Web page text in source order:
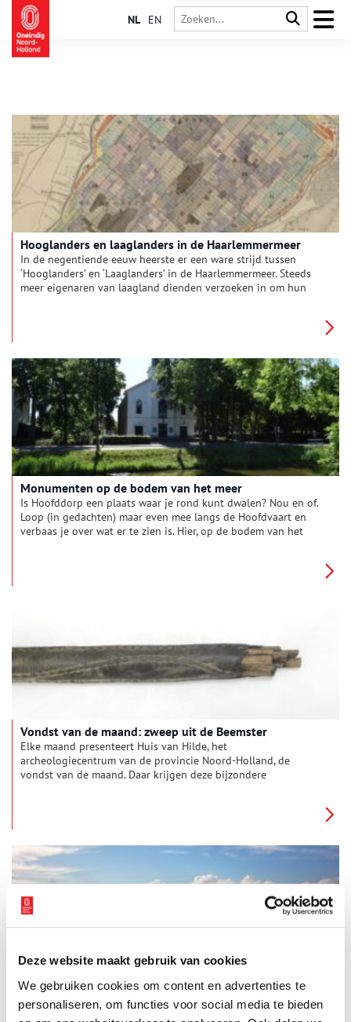
Deze website maakt gebruik van cookies
We gebruiken cookies om content en advertenties te
personaliseren, om functies voor social media te bieden
NL EN
Hooglanders en laaglanders in de Haarlemmermeer
In de negentiende eeuw heerste er een ware strijd tussen
‘Hooglanders’ en ‘Laaglanders’ in de Haarlemmermeer. Steeds
meer eigenaren van laagland dienden verzoeken in om hun
Monumenten op de bodem van het meer
Is Hoofddorp een plaats waar je rond kunt dwalen? Nou en of.
Loop (in gedachten) maar even mee langs de Hoofdvaart en
verbaas je over wat er te zien is. Hier, op de bodem van het
Vondst van de maand: zweep uit de Beemster
Elke maand presenteert Huis van Hilde, het
archeologiecentrum van de provincie Noord-Holland, de
vondst van de maand. Daar krijgen deze bijzondere
Maar liefst drie pogingen zijn er gedaan om het Naardermeer
droog te leggen, maar dit moerasgebied liet zich niet
gemakkelijk temmen. Aan de tweede ontginningspoging